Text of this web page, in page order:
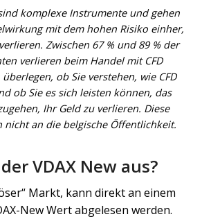
komplexe Instrumente und gehen
mit dem hohen Risiko einher,
Zwischen 67 % und 89 % der
verlieren beim Handel mit CFD
ob Sie verstehen, wie CFD
ob Sie es sich leisten können, das
Ihr Geld zu verlieren. Diese
nicht an die belgische Öffentlichkeit.
VDAX New aus?
Markt, kann direkt an einem
New Wert abgelesen werden.